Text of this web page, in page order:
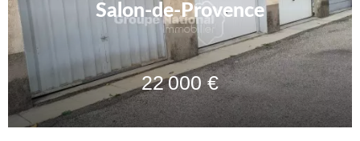
Salon-de-Provence
22 000 €